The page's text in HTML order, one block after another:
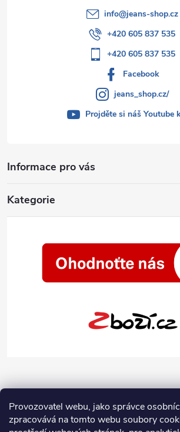
Provozovatel webu, jako správce
zpracovává na tomto webu soubory
Informace pro vás
Kategorie
info@jeans-shop.cz
+420 605 837 535
+420 605 837 535
Facebook
jeans_shop.cz/
Projděte si náš Youtube